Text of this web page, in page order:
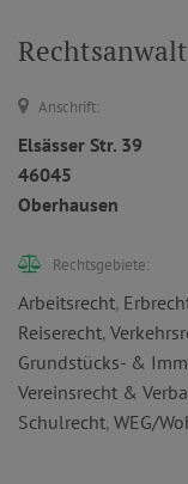
Anschrift:
Elsässer Str. 39
46045
Oberhausen
Rechtsgebiete:
Arbeitsrecht,
Reiserecht,
Grundstücks- &
Vereinsrecht &
Schulrecht, WEG/